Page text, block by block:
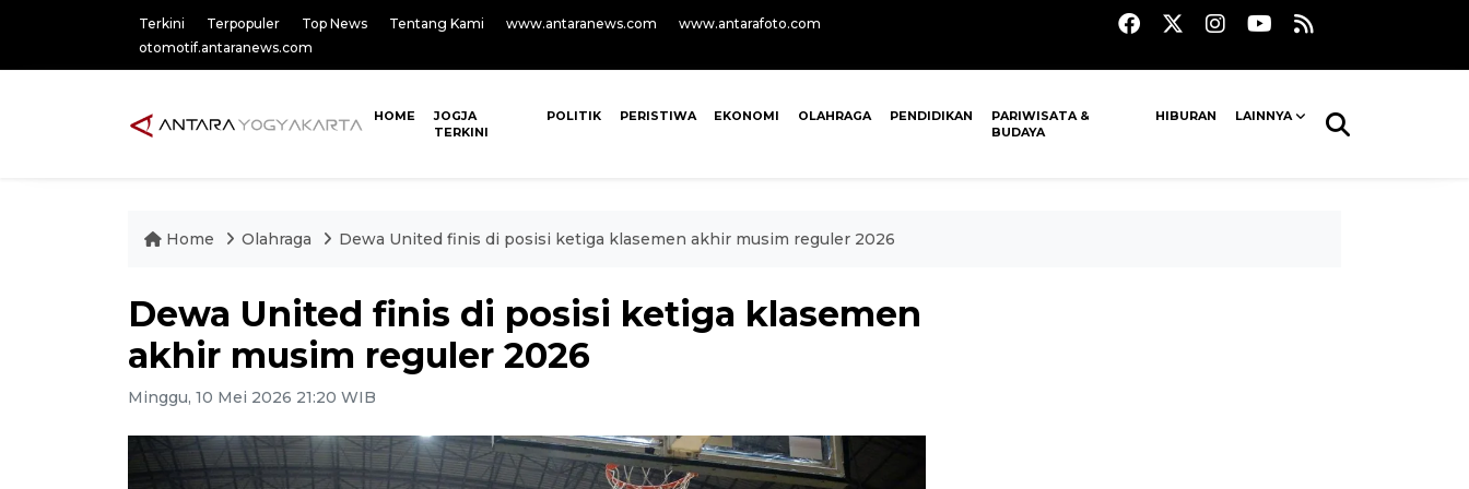
Terkini Terpopuler Top News Tentang Kami www.antaranews.com
www.antarafoto.com
otomotif.antaranews.com
HOME
JOGJA
TERKINI
POLITIK PERISTIWA EKONOMI OLAHRAGA PENDIDIKAN
PARIWISATA &
BUDAYA
HIBURAN LAINNYA
Home Olahraga Dewa United finis di posisi ketiga klasemen akhir musim reguler 2026
Dewa United finis di posisi ketiga klasemen
akhir musim reguler 2026
Minggu, 10 Mei 2026 21:20 WIB